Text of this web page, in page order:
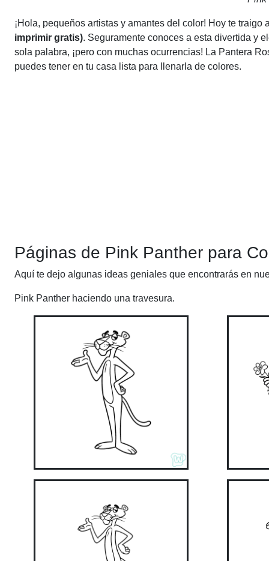
¡Hola, pequeños artistas y amantes del color! Hoy te traigo
imprimir gratis). Seguramente conoces a esta divertida y
sola palabra, ¡pero con muchas ocurrencias! La Pantera
puedes tener en tu casa lista para llenarla de colores.
Páginas de Pink Panther para
Aquí te dejo algunas ideas geniales que encontrarás en
Pink Panther haciendo una travesura.